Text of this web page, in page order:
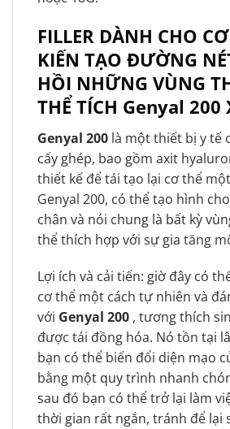
FILLER DÀNH CHO
KIẾN TẠO ĐƯỜNG
HỒI NHỮNG VÙNG
THỂ TÍCH Genyal 200
Genyal 200 là một thiết bị y tế
cấy ghép, bao gồm axit
thiết kế để tái tạo lại cơ thể
Genyal 200, có thể tạo hình
chân và nói chung là bất kỳ
thể thích hợp với sự gia tăng
Lợi ích và cải tiến: giờ đây có
cơ thể một cách tự nhiên và
với Genyal 200 , tương thích
được tái đồng hóa. Nó tồn tại
bạn có thể biến đổi diện mạo
bằng một quy trình nhanh
sau đó bạn có thể trở lại làm
thời gian rất ngắn, tránh để lại